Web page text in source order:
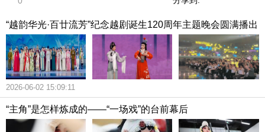
“越韵华光·百廿流芳”纪念越剧诞生120周年主题晚会圆满播出
2026-06-02 15:09:11
“主角”是怎样炼成的——“一场戏”的台前幕后